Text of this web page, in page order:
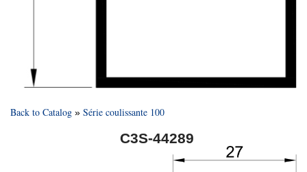
Back to Catalog Série coulissante 100
C3S-44289